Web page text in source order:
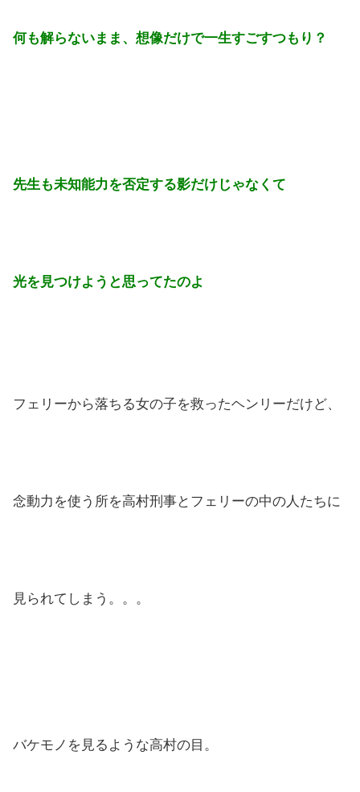
何も解らないまま、想像だけで一生すごすつもり？
先生も未知能力を否定する影だけじゃなくて
光を見つけようと思ってたのよ
フェリーから落ちる女の子を救ったヘンリーだけど、
念動力を使う所を高村刑事とフェリーの中の人たちに
見られてしまう。。。
バケモノを見るような高村の目。